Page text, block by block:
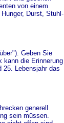
von einem
Durst, Stuhl-
Geben Sie
kann die Erinnerung
25. Lebensjahr das
generell
sein müssen.